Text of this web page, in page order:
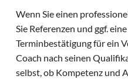
Wenn Sie einen
Sie Referenzen und ggf.
Terminbestätigung für ein
Coach nach seinen
selbst, ob Kompetenz und